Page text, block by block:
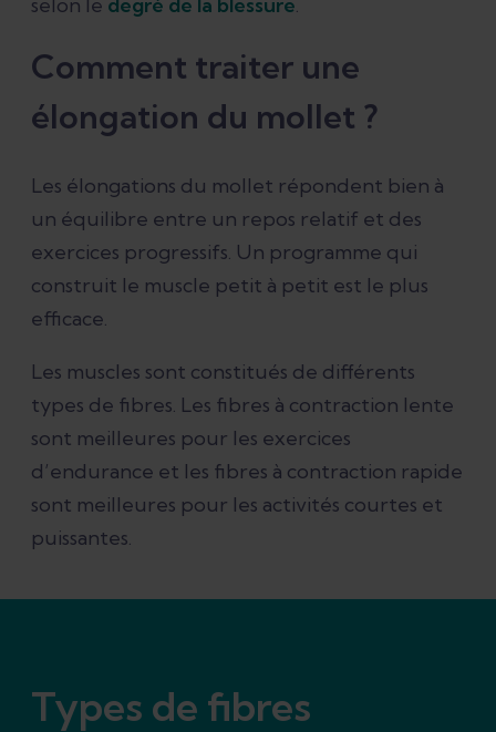
Comment traiter une
élongation du mollet ?
Les élongations du mollet répondent bien à
un équilibre entre un repos relatif et des
exercices progressifs. Un programme qui
construit le muscle petit à petit est le plus
efficace.
Les muscles sont constitués de différents
types de fibres. Les fibres à contraction lente
sont meilleures pour les exercices
d’endurance et les fibres à contraction rapide
sont meilleures pour les activités courtes et
puissantes.
Types de fibres